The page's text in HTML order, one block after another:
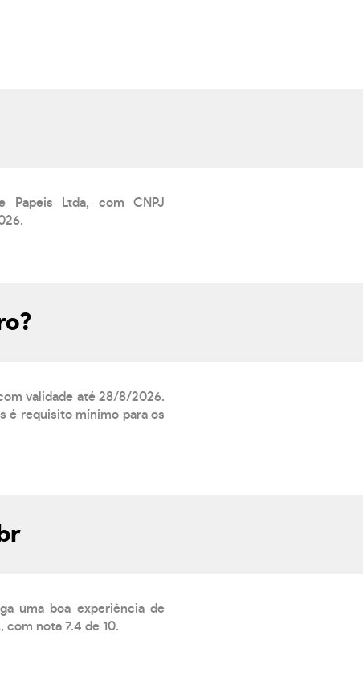
Papeis Ltda, com CNPJ
validade até 28/8/2026.
é requisito mínimo para os
uma boa experiência de
nota 7.4 de 10.